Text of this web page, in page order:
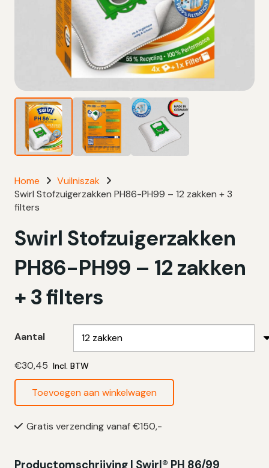
Home
Vuilniszak
Swirl Stofzuigerzakken PH86-PH99 – 12 zakken + 3
filters
Swirl Stofzuigerzakken
PH86-PH99 – 12 zakken
+ 3 filters
Aantal
€30,45 Incl. BTW
PH86-
-
Toevoegen aan winkelwagen
Gratis verzending vanaf €150,-
Productomschrijving | Swirl® PH 86/99